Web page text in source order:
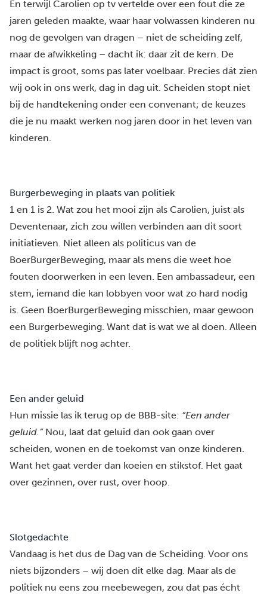
En terwijl Carolien op tv vertelde over een fout die ze
jaren geleden maakte, waar haar volwassen kinderen nu
nog de gevolgen van dragen – niet de scheiding zelf,
maar de afwikkeling – dacht ik: daar zit de kern. De
impact is groot, soms pas later voelbaar. Precies dát zien
wij ook in ons werk, dag in dag uit. Scheiden stopt niet
bij de handtekening onder een convenant; de keuzes
die je nu maakt werken nog jaren door in het leven van
kinderen.
Burgerbeweging in plaats van politiek
1 en 1 is 2. Wat zou het mooi zijn als Carolien, juist als
Deventenaar, zich zou willen verbinden aan dit soort
initiatieven. Niet alleen als politicus van de
BoerBurgerBeweging, maar als mens die weet hoe
fouten doorwerken in een leven. Een ambassadeur, een
stem, iemand die kan lobbyen voor wat zo hard nodig
is. Geen BoerBurgerBeweging misschien, maar gewoon
een Burgerbeweging. Want dat is wat we al doen. Alleen
de politiek blijft nog achter.
Een ander geluid
Hun missie las ik terug op de BBB-site: “Een ander
geluid.”Nou, laat dat geluid dan ook gaan over
scheiden, wonen en de toekomst van onze kinderen.
Want het gaat verder dan koeien en stikstof. Het gaat
over gezinnen, over rust, over hoop.
Slotgedachte
Vandaag is het dus de Dag van de Scheiding. Voor ons
niets bijzonders – wij doen dit elke dag. Maar als de
politiek nu eens zou meebewegen, zou dat pas écht